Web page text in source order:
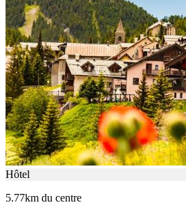
Hôtel
5.77km du centre